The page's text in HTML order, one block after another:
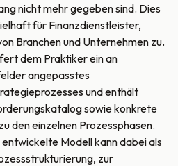
nicht mehr gegeben sind. Dies
für Finanzdienstleister,
Branchen und Unternehmen zu.
dem Praktiker ein an
angepasstes
und enthält
sowie konkrete
den einzelnen Prozessphasen.
Modell kann dabei als
zur